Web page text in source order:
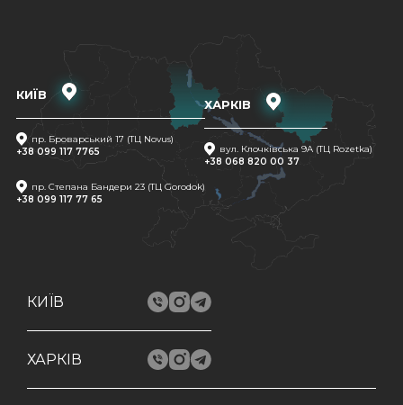
КИЇВ
пр. Броварський 17 (ТЦ Novus)
+38 099 117 7765
пр. Степана Бандери 23 (ТЦ Gorodok)
+38 099 117 77 65
ХАРКІВ
вул. Клочківська 9A (ТЦ Rozetka)
+38 068 820 00 37
КИЇВ
ХАРКІВ